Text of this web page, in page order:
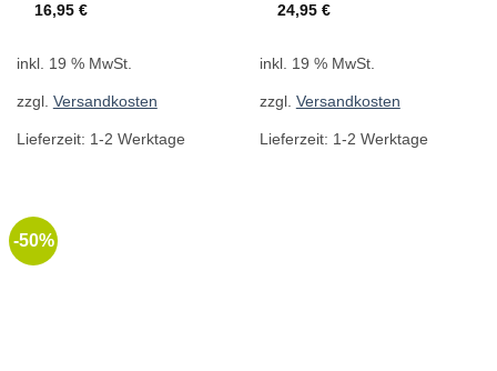
16,95€
inkl. 19 % MwSt.
zzgl. Versandkosten
Lieferzeit: 1-2 Werktage
24,95€
inkl. 19 % MwSt.
zzgl. Versandkosten
Lieferzeit: 1-2 Werktage
-50%